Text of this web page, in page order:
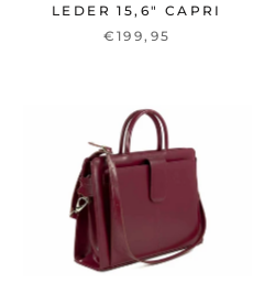
LEDER 15,6" CAPRI
€199,95